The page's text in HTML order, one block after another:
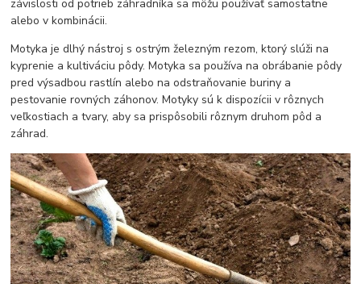
závislosti od potrieb záhradníka sa môžu používať samostatne
alebo v kombinácii.
Motyka je dlhý nástroj s ostrým železným rezom, ktorý slúži na
kyprenie a kultiváciu pôdy. Motyka sa používa na obrábanie pôdy
pred výsadbou rastlín alebo na odstraňovanie buriny a
pestovanie rovných záhonov. Motyky sú k dispozícii v rôznych
veľkostiach a tvary, aby sa prispôsobili rôznym druhom pôd a
záhrad.